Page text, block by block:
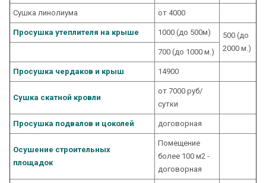
Сушка линолиума от 4000
Просушка утеплителя на крыше 1000 (до 500м)
500 (до
2000 м.)
700 (до 1000 м.)
Просушка чердаков и крыш 14900
Сушка скатной кровли
от 7000 руб/
сутки
Просушка подвалов и цоколей договорная
Осушение строительных
площадок
Помещение
более 100 м2 -
договорная